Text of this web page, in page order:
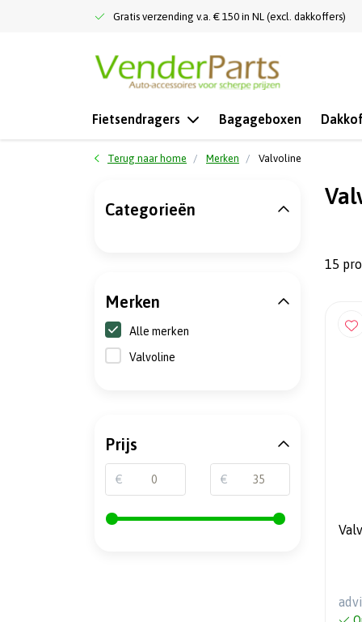
Gratis verzending v.a. € 150 in NL (excl. dakkoffers)
Fietsendragers Bagageboxen
Terug naar home Merken Valvoline
15
Categorieën
Merken
Alle merken
Valvoline
Prijs
€ €